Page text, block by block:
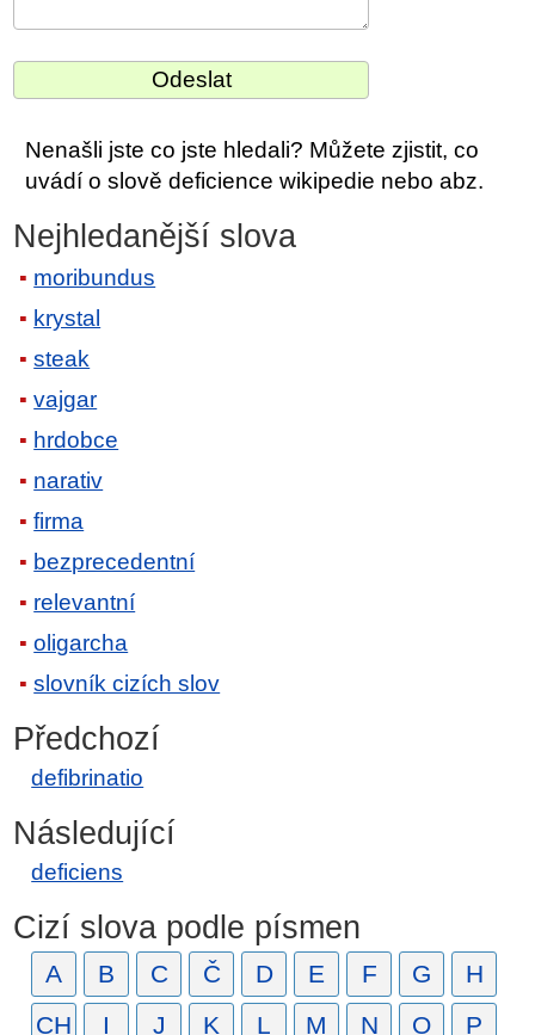
Nenašli jste co jste hledali? Můžete zjistit, co
uvádí o slově deficience wikipedie nebo abz.
Nejhledanější slova
moribundus
krystal
steak
vajgar
hrdobce
narativ
firma
bezprecedentní
relevantní
oligarcha
slovník cizích slov
Předchozí
defibrinatio
Následující
deficiens
Cizí slova podle písmen
A B C Č D E F G
H
CH
I J K L M N O P